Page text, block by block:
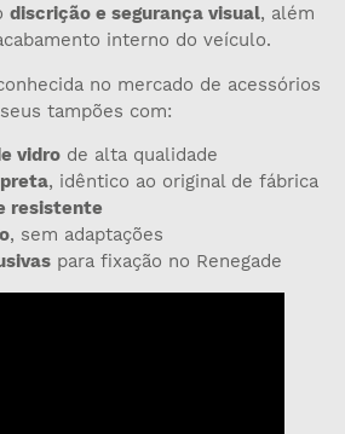
discrição e segurança visual, além
interno do veículo.
no mercado de acessórios
tampões com:
vidro de alta qualidade
, idêntico ao original de fábrica
resistente
, sem adaptações
para fixação no Renegade